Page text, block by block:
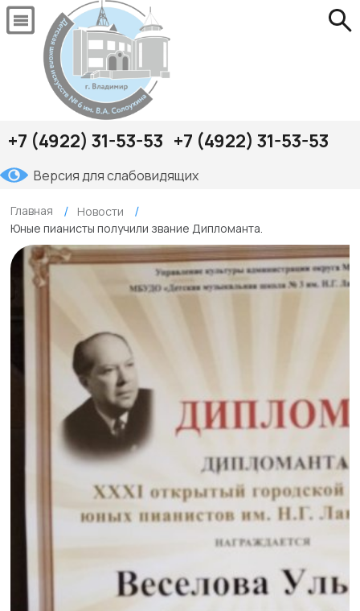
+7 (4922) 31-53-53 +7 (4922) 31-53-53
Версия для слабовидящих
Главная
Новости
Юные пианисты получили звание Дипломанта.